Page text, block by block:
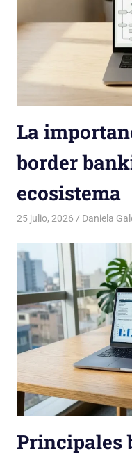
La
border
ecosistema
25 julio, 2026 Daniela
Principales